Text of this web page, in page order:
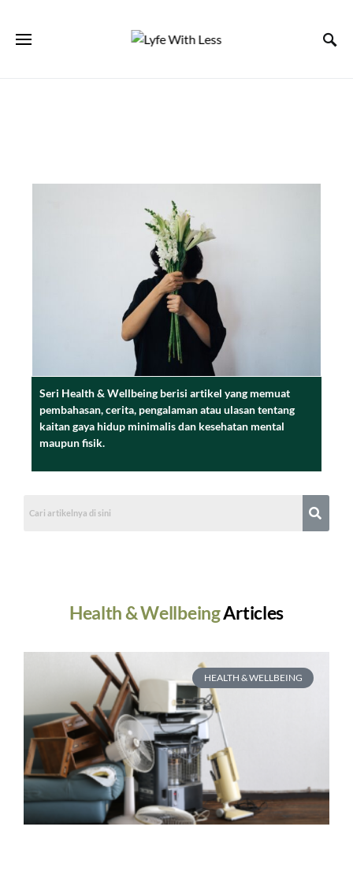
Seri Health & Wellbeing berisi artikel yang memuat
pembahasan, cerita, pengalaman atau ulasan tentang
kaitan gaya hidup minimalis dan kesehatan mental
maupun fisik.
Health & WellbeingArticles
HEALTH & WELLBEING